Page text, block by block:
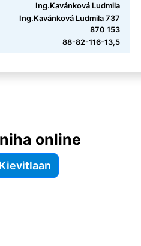
Ing.Kavánková Ludmila
Ing.Kavánková Ludmila 737
870 153
88-82-116-13,5
online